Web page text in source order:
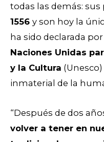
todas las demás: sus
1556 y son hoy la
ha sido declarada por
Naciones Unidas
y la Cultura
inmaterial de la
“Después de dos
volver a tener en